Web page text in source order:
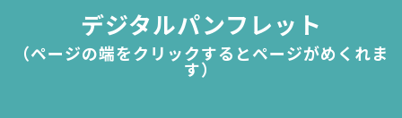
デジタルパンフレット
（ページの端をクリックするとページがめくれま
す）